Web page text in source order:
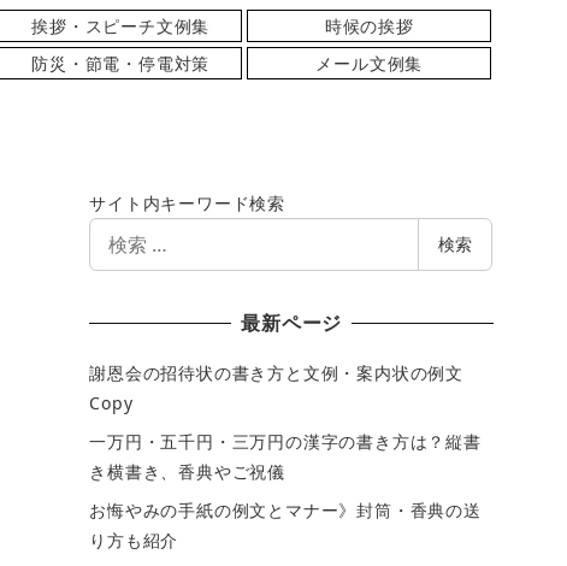
挨拶・スピーチ文例集
時候の挨拶
防災・節電・停電対策 メール文例集
サイト内キーワード検索
索
検索
最新ページ
謝恩会の招待状の書き方と文例・案内状の例文
Copy
一万円・五千円・三万円の漢字の書き方は？縦書
き横書き、香典やご祝儀
お悔やみの手紙の例文とマナー》封筒・香典の送
り方も紹介